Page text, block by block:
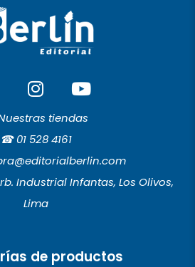
I
n
s
t
a
g
r
a
Y
o
u
u
b
e
tiendas
☎︎01 528 4161
Industrial Infantas, Los Olivos,
Lima
de productos